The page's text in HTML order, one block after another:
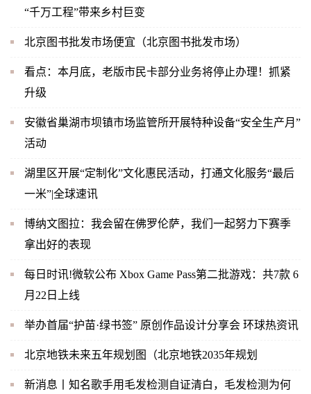
“千万工程”带来乡村巨变
北京图书批发市场便宜（北京图书批发市场）
看点：本月底，老版市民卡部分业务将停止办理！抓紧
升级
安徽省巢湖市坝镇市场监管所开展特种设备“安全生产月”
活动
湖里区开展“定制化”文化惠民活动，打通文化服务“最后
一米”|全球速讯
博纳文图拉：我会留在佛罗伦萨，我们一起努力下赛季
拿出好的表现
每日时讯!微软公布 Xbox Game Pass第二批游戏：共7款 6
月22日上线
举办首届“护苗·绿书签” 原创作品设计分享会 环球热资讯
北京地铁未来五年规划图（北京地铁2035年规划
新消息丨知名歌手用毛发检测自证清白，毛发检测为何